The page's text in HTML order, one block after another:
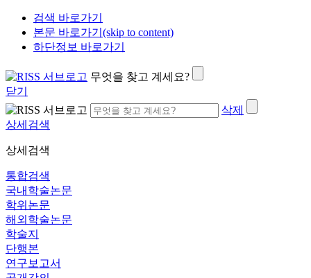
검색 바로가기
본문 바로가기(skip to content)
하단정보 바로가기
무엇을 찾고 계세요?
닫기
삭제
상세검색
상세검색
통합검색
국내학술논문
학위논문
해외학술논문
학술지
단행본
연구보고서